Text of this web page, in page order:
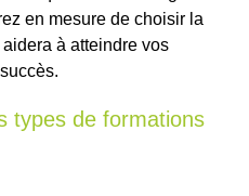
en mesure de choisir la
à atteindre vos
types de formations